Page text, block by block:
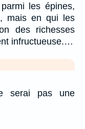
les épines,
mais en qui les
des richesses
infructueuse.…
serai pas une